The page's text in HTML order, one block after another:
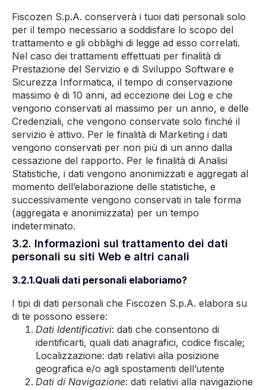
Fiscozen S.p.A. conserverà i tuoi dati personali solo
per il tempo necessario a soddisfare lo scopo del
trattamento e gli obblighi di legge ad esso correlati.
Nel caso dei trattamenti effettuati per finalità di
Prestazione del Servizio e di Sviluppo Software e
Sicurezza Informatica, il tempo di conservazione
massimo è di 10 anni, ad eccezione dei Log e che
vengono conservati al massimo per un anno, e delle
Credenziali, che vengono conservate solo finché il
servizio è attivo. Per le finalità di Marketing i dati
vengono conservati per non più di un anno dalla
cessazione del rapporto. Per le finalità di Analisi
Statistiche, i dati vengono anonimizzati e aggregati al
momento dell’elaborazione delle statistiche, e
successivamente vengono conservati in tale forma
(aggregata e anonimizzata) per un tempo
indeterminato.
3.2. Informazioni sul trattamento dei dati
personali su siti Web e altri canali
3.2.1.Quali dati personali elaboriamo?
I tipi di dati personali che Fiscozen S.p.A. elabora su
di te possono essere:
Dati Identificativi: dati che consentono di
identificarti, quali dati anagrafici, codice fiscale;
Localizzazione: dati relativi alla posizione
geografica e/o agli spostamenti dell’utente
Dati di Navigazione: dati relativi alla navigazione